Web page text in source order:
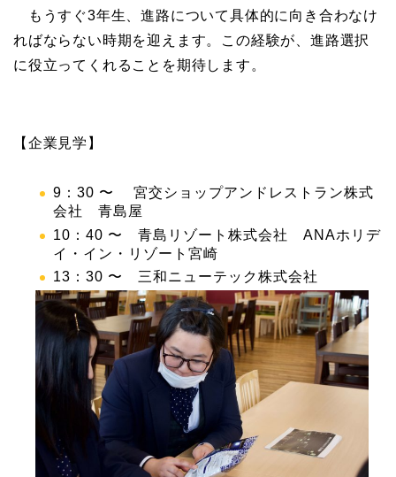
もうすぐ3年生、進路について具体的に向き合わなけ
ればならない時期を迎えます。この経験が、進路選択
に役立ってくれることを期待します。
【企業見学】
9：30 〜 宮交ショップアンドレストラン株式
会社 青島屋
10：40 〜 青島リゾート株式会社 ANAホリデ
イ・イン・リゾート宮崎
13：30 〜 三和ニューテック株式会社